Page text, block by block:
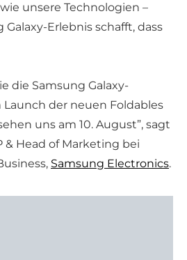
unsere Technologien –
Erlebnis schafft, dass
die Samsung Galaxy-
der neuen Foldables
uns am 10. August”, sagt
& Head of Marketing bei
Samsung Electronics.